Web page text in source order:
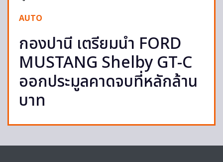
AUTO
กองปานี เตรียมนำ FORD
MUSTANG Shelby GT-C
ออกประมูลคาดจบที่หลักล้าน
บาท